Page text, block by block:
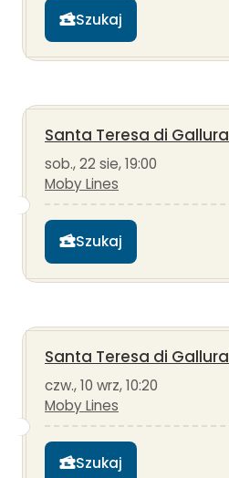
Szukaj
Santa Teresa di Gallura
sob., 22 sie, 19:00
Moby Lines
Szukaj
Santa Teresa di Gallura
czw., 10 wrz, 10:20
Moby Lines
Szukaj